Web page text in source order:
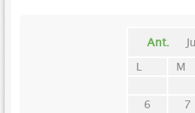
Ant.
L
M
6
7